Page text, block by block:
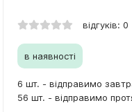
відгуків: 0
в наявності
6 шт. - відправимо
56 шт. - відправимо